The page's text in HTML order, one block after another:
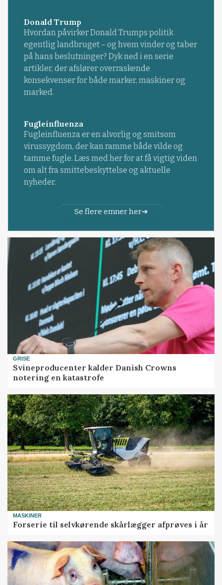
Donald Trump
Hvordan påvirker Donald Trumps politik
egentlig landbruget – og hvem vinder og taber
på hans beslutninger? Dyk ned i en serie
artikler, der afslører overraskende
konsekvenser for både marker, maskiner og
marked.
Fugleinfluenza
Fugleinfluenza er en alvorlig og smitsom
virussygdom, der kan ramme både vilde og
tamme fugle. Læs med her for at få vigtig viden
om alt fra smittebeskyttelse og aktuelle
nyheder.
Se flere emner her
GRISE
Svineproducenter kalder Danish Crowns
notering en katastrofe
MASKINER
Forserie til selvkørende skårlægger afprøves i år